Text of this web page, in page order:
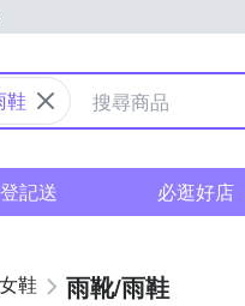
心
鞋
登記送 必逛好店
鞋 雨靴/雨鞋